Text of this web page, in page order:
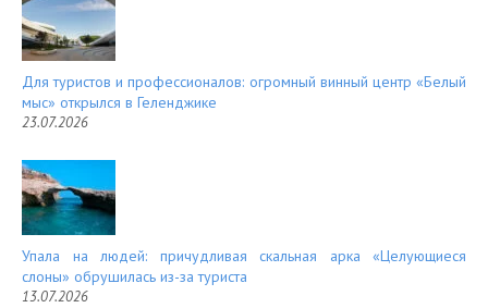
Для туристов и профессионалов: огромный винный центр «Белый
мыс» открылся в Геленджике
23.07.2026
Упала на людей: причудливая скальная арка «Целующиеся
слоны» обрушилась из-за туриста
13.07.2026